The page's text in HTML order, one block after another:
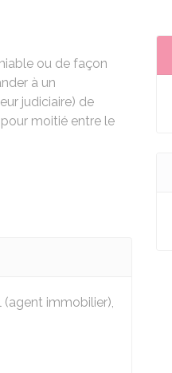
ou de façon
à un
judiciaire) de
moitié entre le
immobilier),